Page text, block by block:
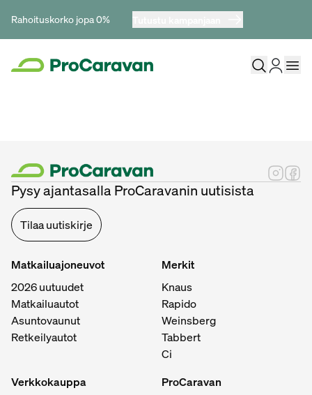
Rahoituskorko jopa 0%
Pysy ajantasalla ProCaravanin uutisista
Tilaa uutiskirje
Matkailuajoneuvot
2026 uutuudet
Matkailuautot
Asuntovaunut
Retkeilyautot
Merkit
Knaus
Rapido
Weinsberg
Tabbert
Ci
Verkkokauppa
ProCaravan